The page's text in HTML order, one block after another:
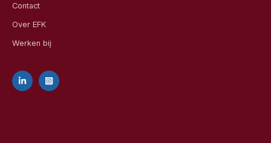
Contact
Over EFK
Werken bij